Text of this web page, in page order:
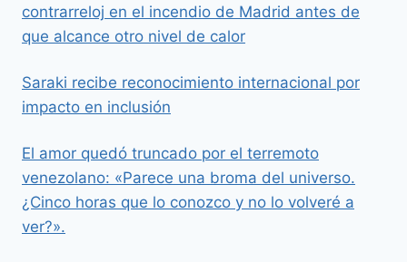
contrarreloj en el incendio de Madrid antes de
que alcance otro nivel de calor
Saraki recibe reconocimiento internacional por
impacto en inclusión
El amor quedó truncado por el terremoto
venezolano: «Parece una broma del universo.
¿Cinco horas que lo conozco y no lo volveré a
ver?».